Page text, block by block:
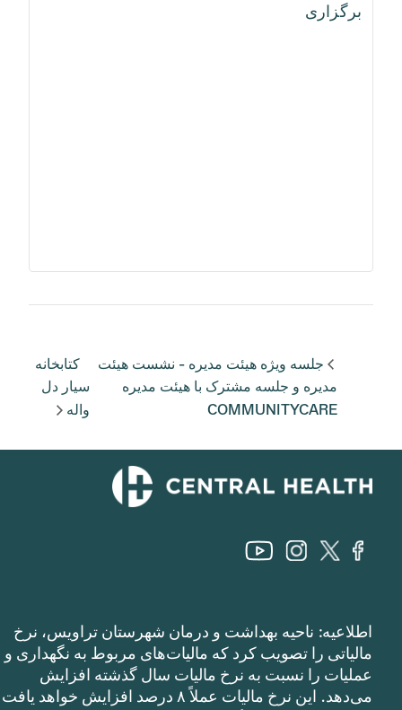
برگزاری
جلسه ویژه هیئت مدیره - نشست هیئت
مدیره و جلسه مشترک با هیئت مدیره
COMMUNITYCARE
کتابخانه
سیار دل
واله
اطلاعیه: ناحیه بهداشت و درمان شهرستان تراویس، نرخ
مالیاتی را تصویب کرد که مالیات‌های مربوط به نگهداری و
عملیات را نسبت به نرخ مالیات سال گذشته افزایش
می‌دهد. این نرخ مالیات عملاً ۸ درصد افزایش خواهد یافت